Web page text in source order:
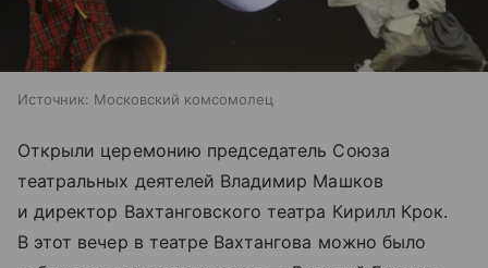
Источник: Московский комсомолец
Открыли церемонию председатель Союза
театральных деятелей Владимир Машков
и директор Вахтанговского театра Кирилл Крок.
В этот вечер в театре Вахтангова можно было